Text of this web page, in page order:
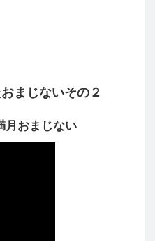
まじないその２
月おまじない